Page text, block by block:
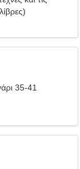
35-41